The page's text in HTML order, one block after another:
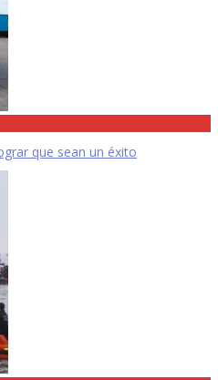
que sean un éxito